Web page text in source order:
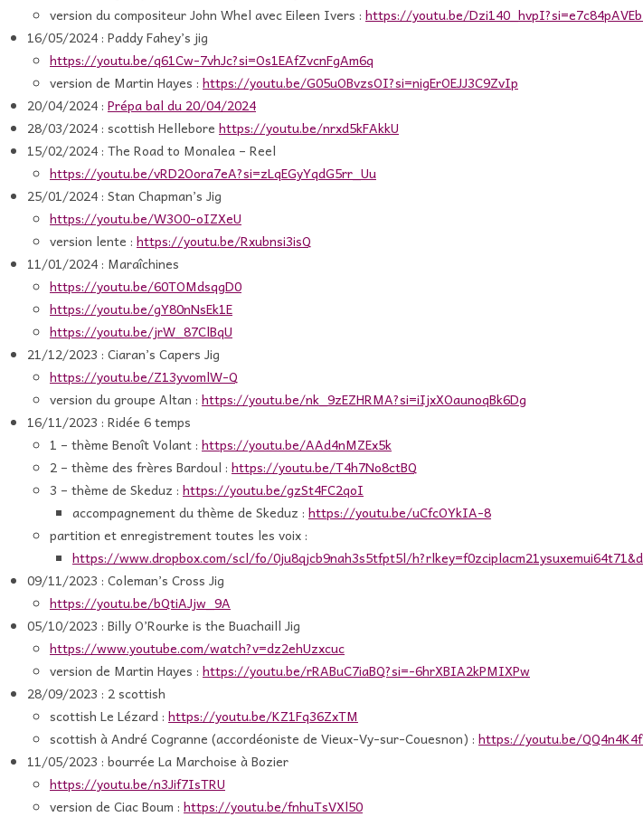
version du compositeur John Whel avec Eileen Ivers : https://youtu.be/
16/05/2024 : Paddy Fahey’s jig
https://youtu.be/q61Cw-7vhJc?si=Os1EAfZvcnFgAm6q
version de Martin Hayes : https://youtu.be/G05uOBvzsOI?si=nigErOEJJ3C9ZvIp
20/04/2024 : Prépa bal du 20/04/2024
28/03/2024 : scottish Hellebore https://youtu.be/nrxd5kFAkkU
15/02/2024 : The Road to Monalea – Reel
https://youtu.be/vRD2Oora7eA?si=zLqEGyYqdG5rr_Uu
25/01/2024 : Stan Chapman’s Jig
https://youtu.be/W3O0-oIZXeU
version lente : https://youtu.be/Rxubnsi3isQ
11/01/2024 : Maraîchines
https://youtu.be/60TOMdsqgD0
https://youtu.be/gY80nNsEk1E
https://youtu.be/jrW_87ClBqU
21/12/2023 : Ciaran’s Capers Jig
https://youtu.be/Z13yvomlW-Q
version du groupe Altan : https://youtu.be/nk_9zEZHRMA?si=iIjxXOaunoqBk6Dg
16/11/2023 : Ridée 6 temps
1 – thème Benoît Volant : https://youtu.be/AAd4nMZEx5k
2 – thème des frères Bardoul : https://youtu.be/T4h7No8ctBQ
3 – thème de Skeduz : https://youtu.be/gzSt4FC2qoI
accompagnement du thème de Skeduz : https://youtu.be/uCfcOYkIA-8
partition et enregistrement toutes les voix :
https://www.dropbox.com/scl/fo/0ju8qjcb9nah3s5tfpt5l/
09/11/2023 : Coleman’s Cross Jig
https://youtu.be/bQtiAJjw_9A
05/10/2023 : Billy O’Rourke is the Buachaill Jig
https://www.youtube.com/watch?v=dz2ehUzxcuc
version de Martin Hayes : https://youtu.be/rRABuC7iaBQ?si=-6hrXBIA2kPMIXPw
28/09/2023 : 2 scottish
scottish Le Lézard : https://youtu.be/KZ1Fq36ZxTM
scottish à André Cogranne (accordéoniste de Vieux-Vy-sur-Couesnon) : https://youtu.be/
11/05/2023 : bourrée La Marchoise à Bozier
https://youtu.be/n3Jif7IsTRU
version de Ciac Boum : https://youtu.be/fnhuTsVXl50